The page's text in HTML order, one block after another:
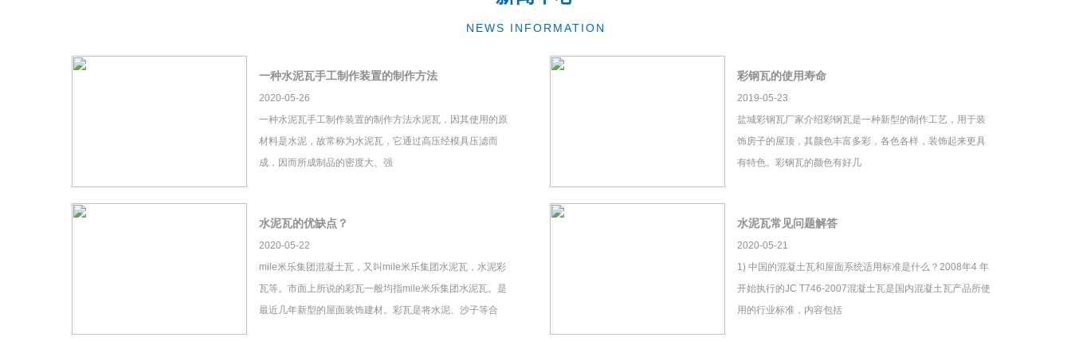
NEWS INFORMATION
一种水泥瓦手工制作装置的制作方法
2020-05-26
一种水泥瓦手工制作装置的制作方法水泥瓦，因其使用的原
材料是水泥，故常称为水泥瓦，它通过高压经模具压滤而
成，因而所成制品的密度大、强
彩钢瓦的使用寿命
2019-05-23
盐城彩钢瓦厂家介绍彩钢瓦是一种新型的制作工艺，用于装
饰房子的屋顶，其颜色丰富多彩，各色各样，装饰起来更具
有特色。彩钢瓦的颜色有好几
水泥瓦的优缺点？
2020-05-22
mile米乐集团混凝土瓦，又叫mile米乐集团水泥瓦，水泥彩
瓦等。市面上所说的彩瓦一般均指mile米乐集团水泥瓦。是
最近几年新型的屋面装饰建材。彩瓦是将水泥、沙子等合
水泥瓦常见问题解答
2020-05-21
1) 中国的混凝土瓦和屋面系统适用标准是什么？2008年4 年
开始执行的JC T746-2007混凝土瓦是国内混凝土瓦产品所使
用的行业标准，内容包括